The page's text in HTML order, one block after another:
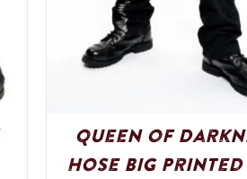
Queen of
Hose Big Printed